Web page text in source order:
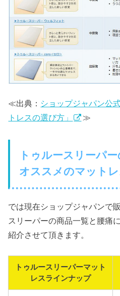
≪出典： ショップジャパン公
トレスの選び方」
≫
トゥルースリーパ
オススメのマットレ
では現在ショップジャパンで
スリーパーの商品一覧と腰痛
紹介させて頂きます。
トゥルースリーパーマット
レスラインナップ